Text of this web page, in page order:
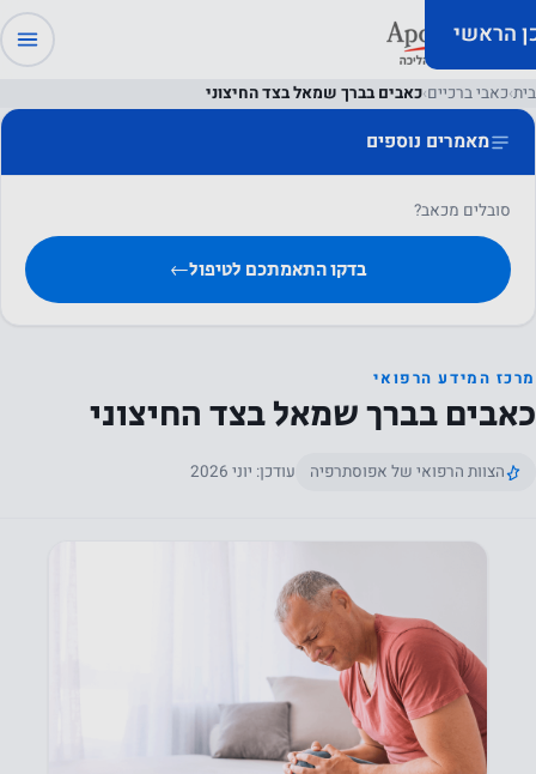
הראשי
בית›כאבי ברכיים›כאבים בברך שמאל בצד החיצוני
מאמרים נוספים
סובלים מכאב?
בדקו התאמתכם לטיפול←
מרכז המידע הרפואי
כאבים בברך שמאל בצד החיצוני
הצוות הרפואי של אפוסתרפיה עודכן: יוני 2026